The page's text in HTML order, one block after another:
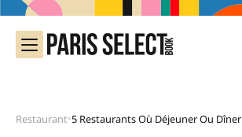
Restaurant•